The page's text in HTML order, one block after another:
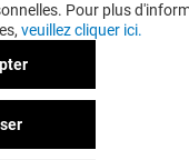
Pour plus
veuillez cliquer ici.